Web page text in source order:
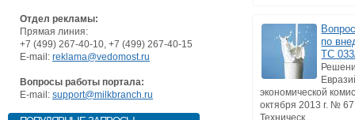
Отдел рекламы:
Прямая линия:
+7 (499) 267-40-10, +7 (499) 267-40-15
E-mail: reklama@vedomost.ru
Вопросы работы портала:
E-mail: support@milkbranch.ru
по
ТС
экономической
октября 2013 г. №
Техническ...